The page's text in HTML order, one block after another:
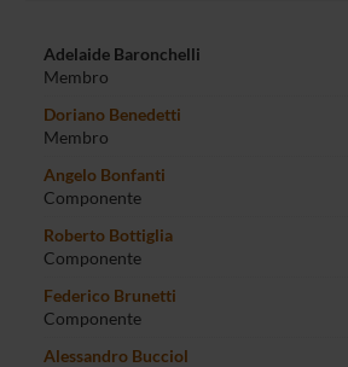
Adelaide Baronchelli
Membro
Doriano Benedetti
Membro
Angelo Bonfanti
Componente
Roberto Bottiglia
Componente
Federico Brunetti
Componente
Alessandro Bucciol